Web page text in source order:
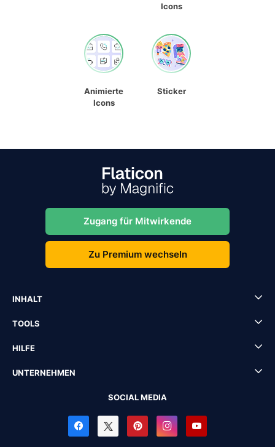
Icons
Animierte
Icons
Sticker
Zugang für Mitwirkende
Zu Premium wechseln
INHALT
TOOLS
HILFE
UNTERNEHMEN
SOCIAL MEDIA